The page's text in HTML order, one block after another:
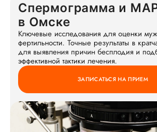
Спермограмма и
в Омске
Ключевые исследования для оценки
фертильности. Точные результаты в
для выявления причин бесплодия и
эффективной тактики лечения.
ЗАПИСАТЬСЯ НА ПРИЕМ